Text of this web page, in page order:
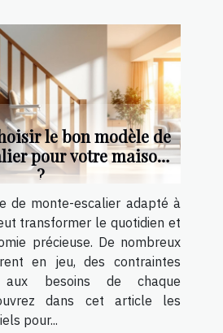
le bon modèle de
pour votre maison
?
de monte-escalier adapté à
transformer le quotidien et
précieuse. De nombreux
en jeu, des contraintes
aux besoins de chaque
dans cet article les
pour...